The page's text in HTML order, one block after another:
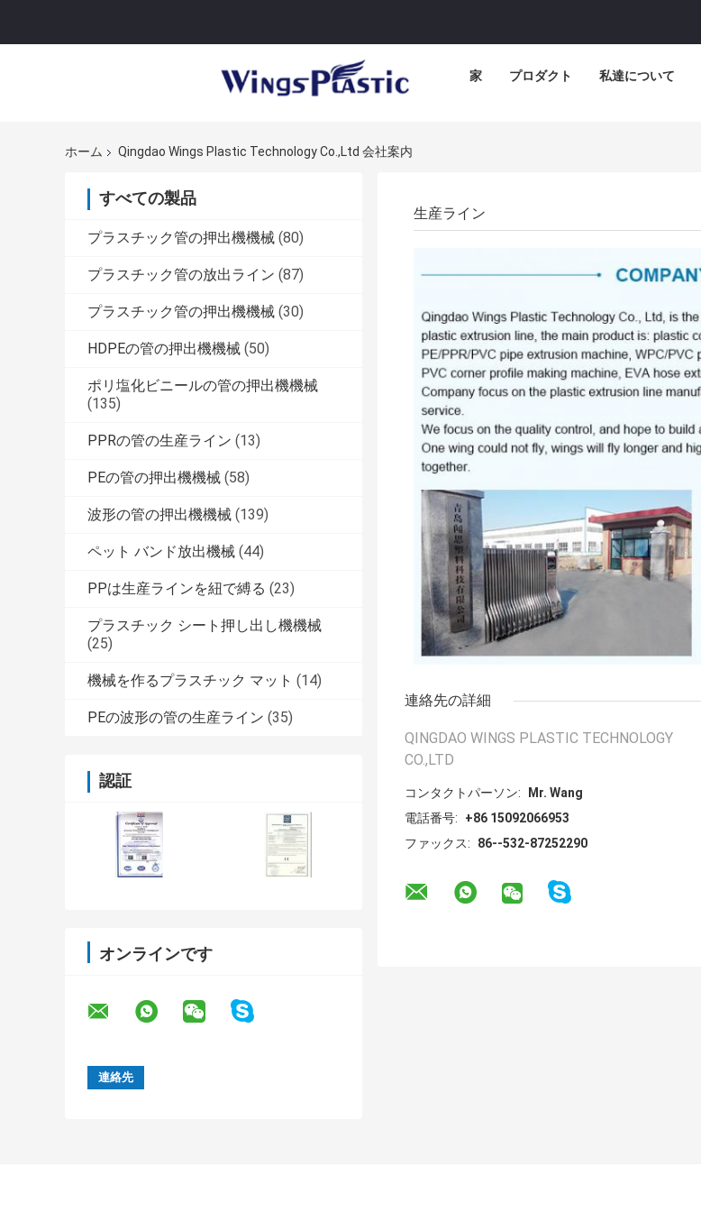
家 プロダクト 私達について
ホーム Qingdao Wings Plastic Technology Co.,Ltd 会社案内
すべての製品
プラスチック管の押出機機械 (80)
プラスチック管の放出ライン (87)
プラスチック管の押出機機械 (30)
HDPEの管の押出機機械 (50)
ポリ塩化ビニールの管の押出機機械
(135)
PPRの管の生産ライン (13)
PEの管の押出機機械 (58)
波形の管の押出機機械 (139)
ペット バンド放出機械 (44)
PPは生産ラインを紐で縛る (23)
プラスチック シート押し出し機機械
(25)
機械を作るプラスチック マット (14)
PEの波形の管の生産ライン (35)
認証
オンラインです
生産ライン
連絡先の詳細
QINGDAO WINGS PLASTIC TECHNOLOGY
CO.,LTD
コンタクトパーソン:
Mr. Wang
電話番号:
+86 15092066953
ファックス:
86--532-87252290